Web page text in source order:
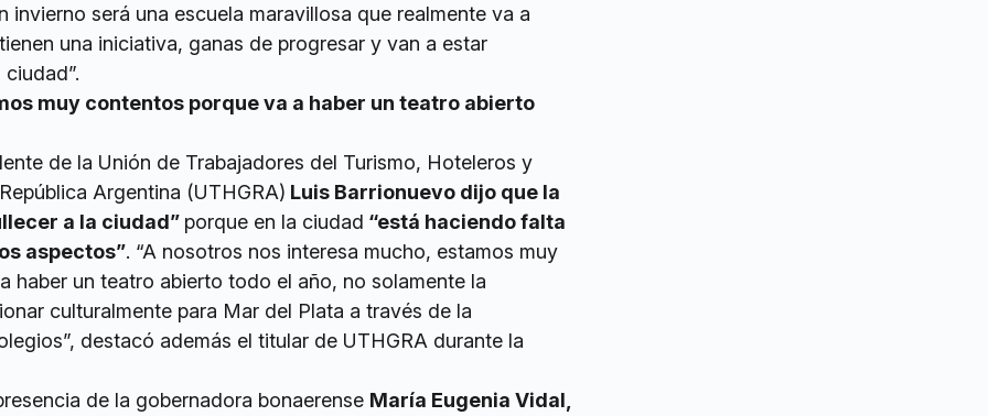
invierno será una escuela maravillosa que realmente va a
una iniciativa, ganas de progresar y van a estar
muy contentos porque va a haber un teatro abierto
de la Unión de Trabajadores del Turismo, Hoteleros y
Argentina (UTHGRA) Luis Barrionuevo dijo que la
a la ciudad” porque en la ciudad “está haciendo falta
aspectos”. “A nosotros nos interesa mucho, estamos muy
haber un teatro abierto todo el año, no solamente la
culturalmente para Mar del Plata a través de la
destacó además el titular de UTHGRA durante la
de la gobernadora bonaerense María Eugenia Vidal,